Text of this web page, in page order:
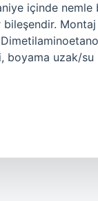
içinde
Montaj
uzak/su